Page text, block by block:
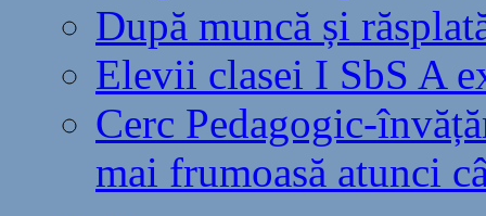
După muncă și
Elevii clasei I SbS A
Cerc Pedagogic-
mai frumoasă atunci